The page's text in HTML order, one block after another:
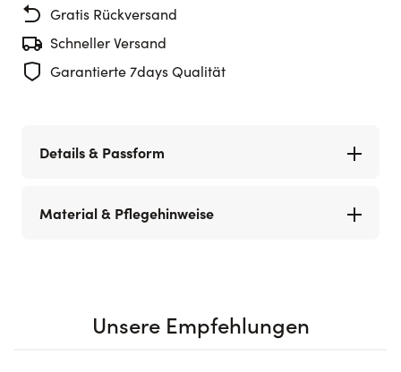
Gratis Rückversand
Schneller Versand
Garantierte 7days Qualität
Details & Passform
Material & Pflegehinweise
Unsere Empfehlungen